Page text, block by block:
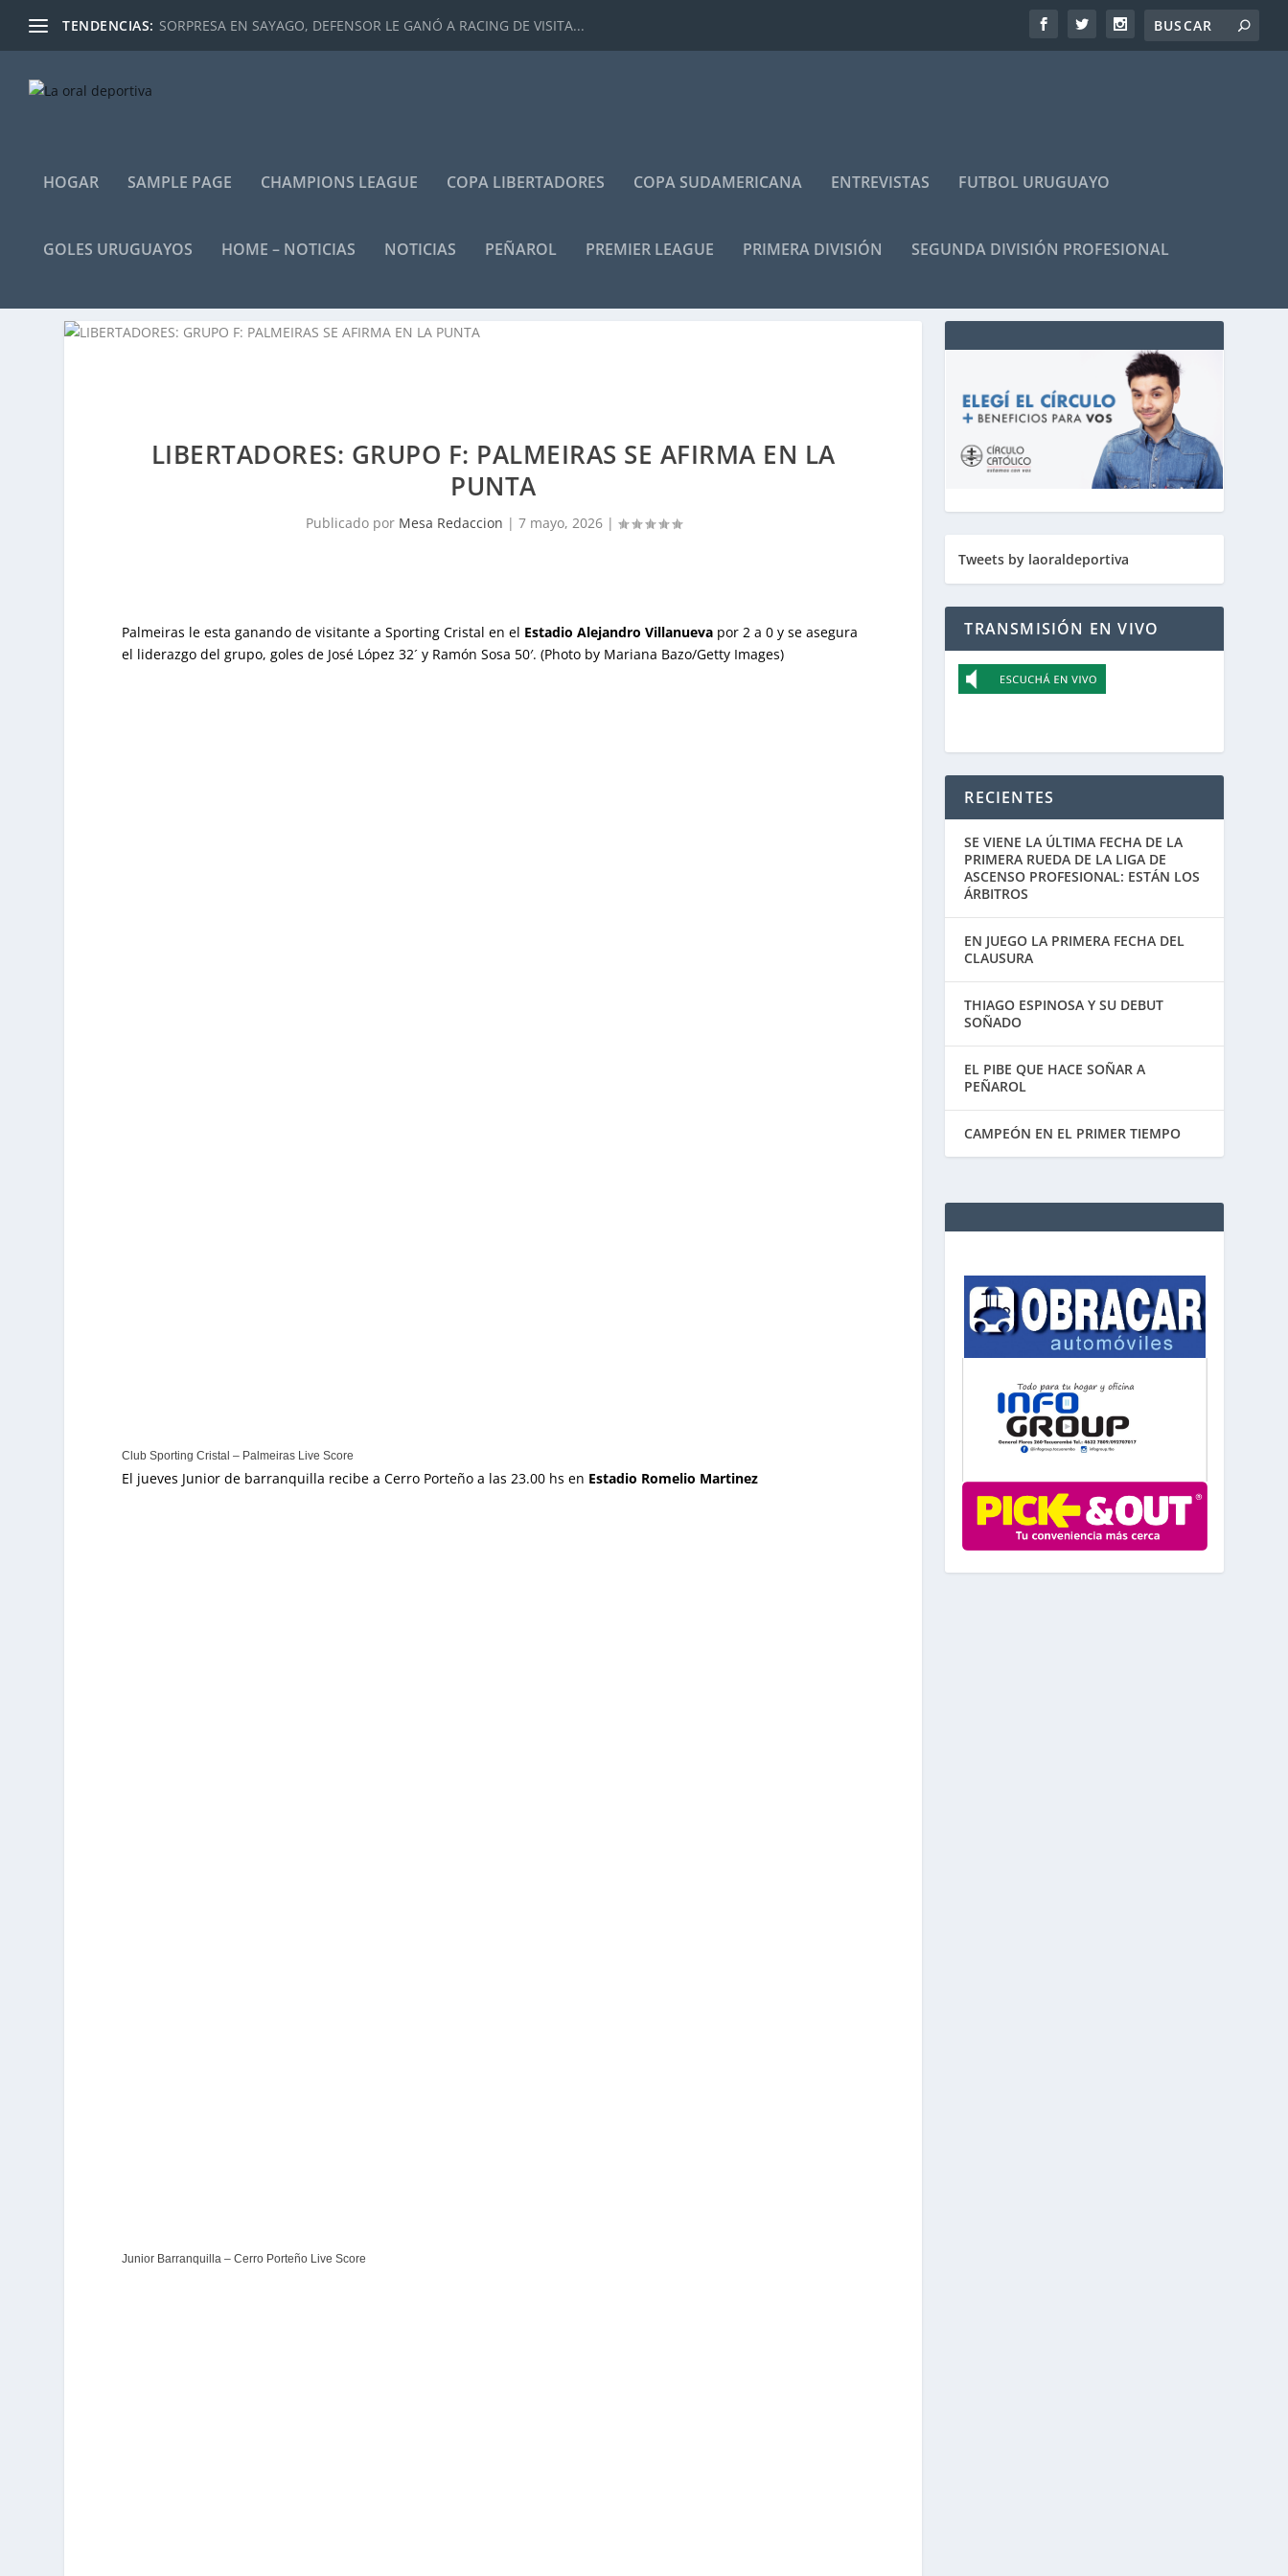
TENDENCIAS: SORPRESA EN SAYAGO, DEFENSOR LE GANÓ A RACING DE VISITA...
HOGAR SAMPLE PAGE CHAMPIONS LEAGUE COPA LIBERTADORES COPA SUDAMERICANA ENTREVISTAS FUTBOL URUGUAYO
GOLES URUGUAYOS HOME – NOTICIAS NOTICIAS PEÑAROL PREMIER LEAGUE PRIMERA DIVISIÓN SEGUNDA DIVISIÓN PROFESIONAL
LIBERTADORES: GRUPO F: PALMEIRAS SE AFIRMA EN LA
PUNTA
Publicado por Mesa Redaccion | 7 mayo, 2026|
Palmeiras le esta ganando de visitante a Sporting Cristal en el Estadio Alejandro Villanueva por 2 a 0 y se asegura
el liderazgo del grupo, goles de José López 32´ y Ramón Sosa 50′. (Photo by Mariana Bazo/Getty Images)
Club Sporting Cristal – Palmeiras Live Score
El jueves Junior de barranquilla recibe a Cerro Porteño a las 23.00 hs en Estadio Romelio Martinez
Junior Barranquilla – Cerro Porteño Live Score
Tweets by laoraldeportiva
TRANSMISIÓN EN VIVO
RECIENTES
SE VIENE LA ÚLTIMA FECHA DE LA
PRIMERA RUEDA DE LA LIGA DE
ASCENSO PROFESIONAL: ESTÁN LOS
ÁRBITROS
EN JUEGO LA PRIMERA FECHA DEL
CLAUSURA
THIAGO ESPINOSA Y SU DEBUT
SOÑADO
EL PIBE QUE HACE SOÑAR A
PEÑAROL
CAMPEÓN EN EL PRIMER TIEMPO